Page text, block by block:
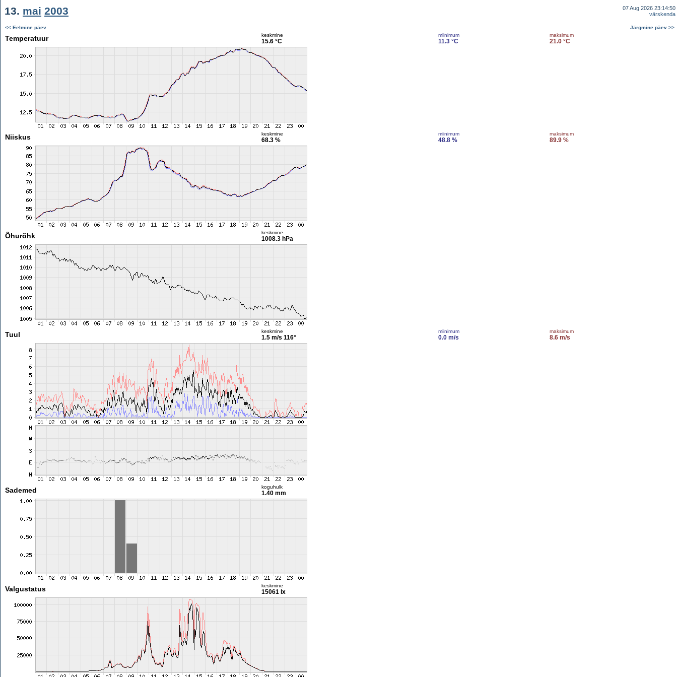
13. mai 2003
07 Aug 2026 23:14:50
värskenda
<< Eelmine päev Järgmine päev >>
Temperatuur keskmine
15.6 °C
miinimum
11.3 °C
maksimum
21.0 °C
Niiskus keskmine
68.3 %
miinimum
48.8 %
maksimum
89.9 %
Õhurõhk keskmine
1008.3 hPa
Tuul keskmine
1.5 m/s 116°
miinimum
0.0 m/s
maksimum
8.6 m/s
Sademed koguhulk
1.40 mm
Valgustatus keskmine
15061 lx